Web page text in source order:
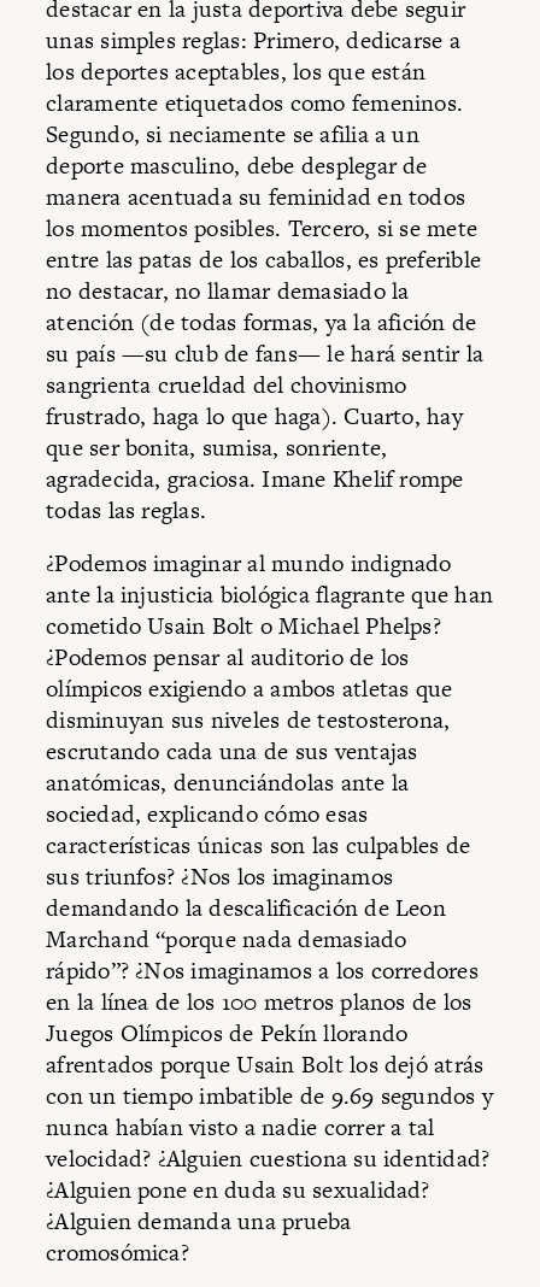
destacar en la justa deportiva debe seguir
unas simples reglas: Primero, dedicarse a
los deportes aceptables, los que están
claramente etiquetados como femeninos.
Segundo, si neciamente se afilia a un
deporte masculino, debe desplegar de
manera acentuada su feminidad en todos
los momentos posibles. Tercero, si se mete
entre las patas de los caballos, es preferible
no destacar, no llamar demasiado la
atención (de todas formas, ya la afición de
su país —su club de fans— le hará sentir la
sangrienta crueldad del chovinismo
frustrado, haga lo que haga). Cuarto, hay
que ser bonita, sumisa, sonriente,
agradecida, graciosa. Imane Khelif rompe
todas las reglas.
¿Podemos imaginar al mundo indignado
ante la injusticia biológica flagrante que han
cometido Usain Bolt o Michael Phelps?
¿Podemos pensar al auditorio de los
olímpicos exigiendo a ambos atletas que
disminuyan sus niveles de testosterona,
escrutando cada una de sus ventajas
anatómicas, denunciándolas ante la
sociedad, explicando cómo esas
características únicas son las culpables de
sus triunfos? ¿Nos los imaginamos
demandando la descalificación de Leon
Marchand “porque nada demasiado
rápido”? ¿Nos imaginamos a los corredores
en la línea de los 100 metros planos de los
Juegos Olímpicos de Pekín llorando
afrentados porque Usain Bolt los dejó atrás
con un tiempo imbatible de 9.69 segundos y
nunca habían visto a nadie correr a tal
velocidad? ¿Alguien cuestiona su identidad?
¿Alguien pone en duda su sexualidad?
¿Alguien demanda una prueba
cromosómica?